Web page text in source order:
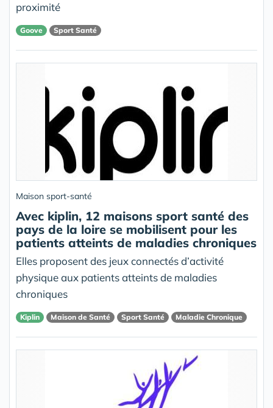
proximité
Goove Sport Santé
Maison sport-santé
Avec kiplin, 12 maisons sport santé des
pays de la loire se mobilisent pour les
patients atteints de maladies chroniques
Elles proposent des jeux connectés d’activité
physique aux patients atteints de maladies
chroniques
Kiplin Maison de Santé Sport Santé Maladie Chronique